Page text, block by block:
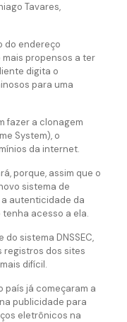
Tavares,
do endereço
mais propensos a ter
digita o
para uma
fazer a clonagem
System), o
da internet.
porque, assim que o
sistema de
autenticidade da
acesso a ela.
sistema DNSSEC,
registros dos sites
difícil.
país já começaram a
publicidade para
eletrônicos na